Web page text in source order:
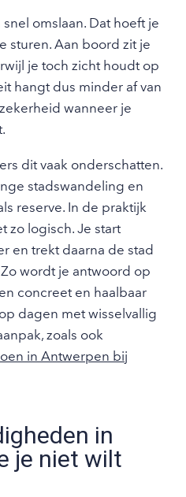
omslaan. Dat hoeft je
sturen. Aan boord zit je
je toch zicht houdt op
hangt dus minder af van
wanneer je
dit vaak onderschatten.
stadswandeling en
reserve. In de praktijk
zo logisch. Je start
en trekt daarna de stad
wordt je antwoord op
concreet en haalbaar
dagen met wisselvallig
zoals ook
in Antwerpen bij
in
je niet wilt